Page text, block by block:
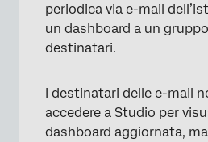
periodica via e-mail
un dashboard a un
destinatari.
I destinatari delle e-mail
accedere a Studio per
dashboard aggiornata,